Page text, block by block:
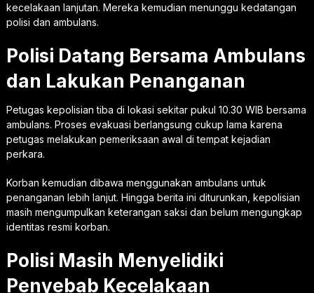
kecelakaan lanjutan. Mereka kemudian menunggu kedatangan
polisi dan ambulans.
Polisi Datang Bersama Ambulans
dan Lakukan Penanganan
Petugas kepolisian tiba di lokasi sekitar pukul 10.30 WIB bersama
ambulans. Proses evakuasi berlangsung cukup lama karena
petugas melakukan pemeriksaan awal di tempat kejadian
perkara.
Korban kemudian dibawa menggunakan ambulans untuk
penanganan lebih lanjut. Hingga berita ini diturunkan, kepolisian
masih mengumpulkan keterangan saksi dan belum mengungkap
identitas resmi korban.
Polisi Masih Menyelidiki
Penyebab Kecelakaan